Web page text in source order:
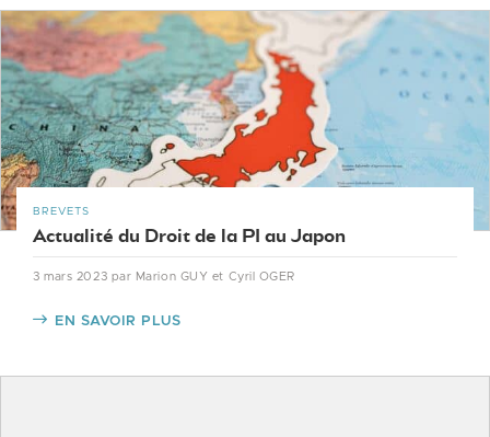
BREVETS
Actualité du Droit de la PI au Japon
3 mars 2023 par Marion GUY et Cyril OGER
EN SAVOIR PLUS